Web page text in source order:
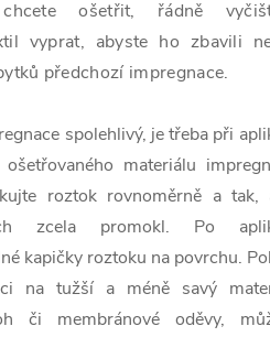
ošetřit, řádně
vyprat, abyste ho zbavili
předchozí impregnace.
spolehlivý, je třeba při
materiálu
roztok rovnoměrně a tak,
zcela promokl. Po
kapičky roztoku na povrchu.
na tužší a méně savý
či membránové oděvy,